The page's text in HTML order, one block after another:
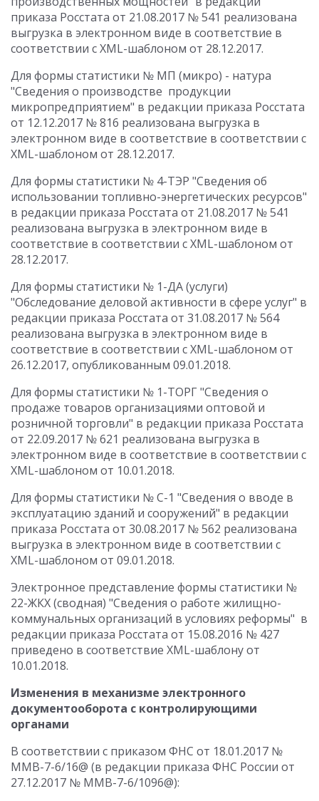
приказа Росстата от 21.08.2017 № 541 реализована
выгрузка в электронном виде в соответствие в
соответствии с XML-шаблоном от 28.12.2017.
Для формы статистики № МП (микро) - натура
"Сведения о производстве продукции
микропредприятием" в редакции приказа Росстата
от 12.12.2017 № 816 реализована выгрузка в
электронном виде в соответствие в соответствии с
XML-шаблоном от 28.12.2017.
Для формы статистики № 4-ТЭР "Сведения об
использовании топливно-энергетических ресурсов"
в редакции приказа Росстата от 21.08.2017 № 541
реализована выгрузка в электронном виде в
соответствие в соответствии с XML-шаблоном от
28.12.2017.
Для формы статистики № 1-ДА (услуги)
"Обследование деловой активности в сфере услуг" в
редакции приказа Росстата от 31.08.2017 № 564
реализована выгрузка в электронном виде в
соответствие в соответствии с XML-шаблоном от
26.12.2017, опубликованным 09.01.2018.
Для формы статистики № 1-ТОРГ "Сведения о
продаже товаров организациями оптовой и
розничной торговли" в редакции приказа Росстата
от 22.09.2017 № 621 реализована выгрузка в
электронном виде в соответствие в соответствии с
XML-шаблоном от 10.01.2018.
Для формы статистики № С-1 "Сведения о вводе в
эксплуатацию зданий и сооружений" в редакции
приказа Росстата от 30.08.2017 № 562 реализована
выгрузка в электронном виде в соответствии с
XML-шаблоном от 09.01.2018.
Электронное представление формы статистики №
22-ЖКХ (сводная) "Сведения о работе жилищно-
коммунальных организаций в условиях реформы" в
редакции приказа Росстата от 15.08.2016 № 427
приведено в соответствие XML-шаблону от
10.01.2018.
Изменения в механизме электронного
документооборота с контролирующими
органами
В соответствии с приказом ФНС от 18.01.2017 №
ММВ-7-6/16@ (в редакции приказа ФНС России от
27.12.2017 № ММВ-7-6/1096@):